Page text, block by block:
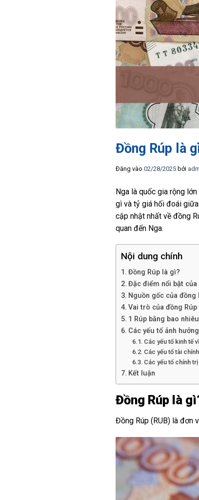
Đồng Rúp là
Đăng vào 02/28/2025 bởi
Nga là quốc gia rộng
gì và tỷ giá hối đoái giữa
cập nhật nhất về đồng
quan đến Nga.
Nội dung chính
Đồng Rúp là gì?
Đặc điểm nổi bật của
Nguồn gốc của đồng
Vai trò của đồng
1 Rúp bằng bao
Các yếu tố ảnh
Các yếu tố kinh tế
Các yếu tố tài chính
Các yếu tố chính
Kết luận
Đồng Rúp là
Đồng Rúp (RUB) là đơn